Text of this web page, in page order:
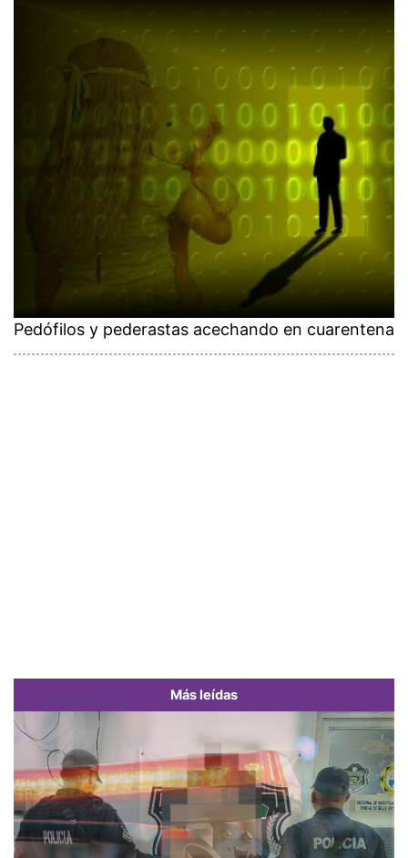
Pedófilos y pederastas acechando en cuarentena
Más leídas